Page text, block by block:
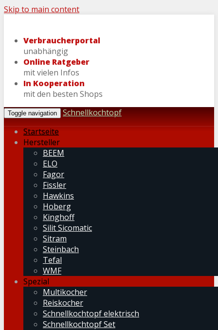
Skip to main content
Verbraucherportal
unabhängig
Online Ratgeber
mit vielen Infos
In Kooperation
mit den besten Shops
Toggle navigation
Schnellkochtopf
Startseite
Hersteller
BEEM
ELO
Fagor
Fissler
Hawkins
Hoberg
Kinghoff
Silit Sicomatic
Sitram
Steinbach
Tefal
WMF
Spezial
Multikocher
Reiskocher
Schnellkochtopf elektrisch
Schnellkochtopf Set